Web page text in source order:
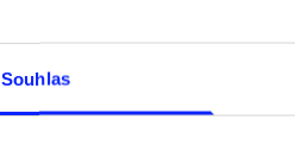
Souhlas